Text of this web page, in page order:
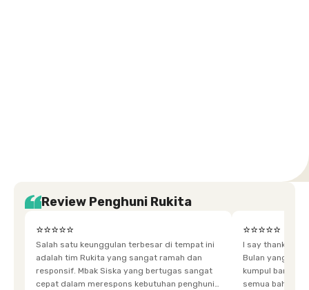
Review Penghuni Rukita
⭐⭐⭐⭐⭐
Salah satu keunggulan terbesar di tempat ini
adalah tim Rukita yang sangat ramah dan
responsif. Mbak Siska yang bertugas sangat
cepat dalam merespons kebutuhan penghuni.
⭐⭐⭐⭐⭐
I say thankyou
Bulan yang super happy! banyak
kumpul bareng
semua bahagia